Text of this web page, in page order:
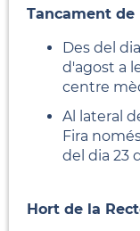
Tancament
Des del
d'agost a
centre
Al lateral
Fira
del dia 23
Hort de la